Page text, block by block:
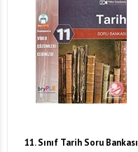
11. Sınıf Tarih Soru Bankası